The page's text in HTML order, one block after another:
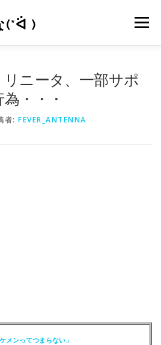
(*ᐛ ) メニュー
リニータ、一部サポ
・・・
者: FEVER_ANTENNA
メンってつまらない」